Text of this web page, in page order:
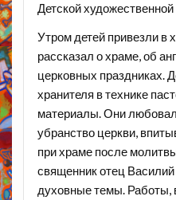
Детской
Утром детей привезли в
рассказал о храме, об
церковных праздниках.
хранителя в технике
материалы. Они
убранство церкви,
при храме после
священник отец
духовные темы.